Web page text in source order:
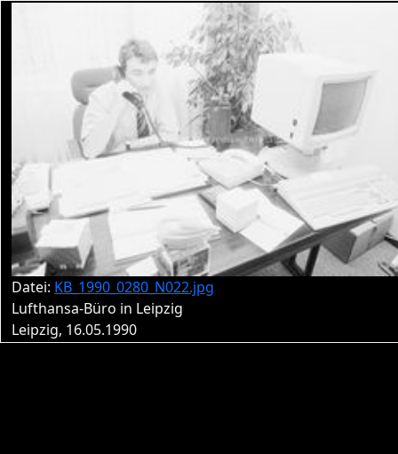
Datei: KB_1990_0280_N022.jpg
Lufthansa-Büro in Leipzig
Leipzig, 16.05.1990